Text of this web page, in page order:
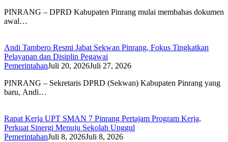
PINRANG – DPRD Kabupaten Pinrang mulai membahas dokumen
awal…
Andi Tambero Resmi Jabat Sekwan Pinrang, Fokus Tingkatkan
Pelayanan dan Disiplin Pegawai
PemerintahanJuli 20, 2026Juli 27, 2026
PINRANG – Sekretaris DPRD (Sekwan) Kabupaten Pinrang yang
baru, Andi…
Rapat Kerja UPT SMAN 7 Pinrang Pertajam Program Kerja,
Perkuat Sinergi Menuju Sekolah Unggul
PemerintahanJuli 8, 2026Juli 8, 2026